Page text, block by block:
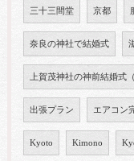
三十三間堂 京都
奈良の神社で結婚式
上賀茂神社の神前結婚式
出張プラン エアコン
Kyoto Kimono